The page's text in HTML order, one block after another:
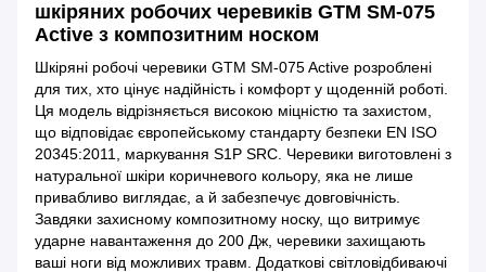
шкіряних робочих черевиків GTM SM-075
Active з композитним носком
Шкіряні робочі черевики GTM SM-075 Active розроблені
для тих, хто цінує надійність і комфорт у щоденній роботі.
Ця модель відрізняється високою міцністю та захистом,
що відповідає європейському стандарту безпеки EN ISO
20345:2011, маркування S1P SRC. Черевики виготовлені з
натуральної шкіри коричневого кольору, яка не лише
привабливо виглядає, а й забезпечує довговічність.
Завдяки захисному композитному носку, що витримує
ударне навантаження до 200 Дж, черевики захищають
ваші ноги від можливих травм. Додаткові світловідбиваючі